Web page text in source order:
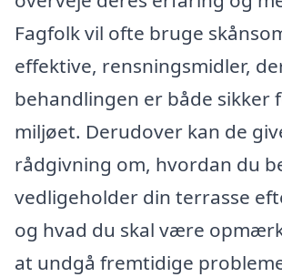
Fagfolk vil ofte bruge
effektive, rensningsmidler,
behandlingen er både
miljøet. Derudover kan de
rådgivning om, hvordan du
vedligeholder din terrasse
og hvad du skal være
at undgå fremtidige